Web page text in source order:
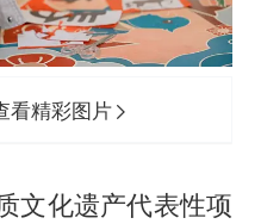
看精彩图片
文化遗产代表性项